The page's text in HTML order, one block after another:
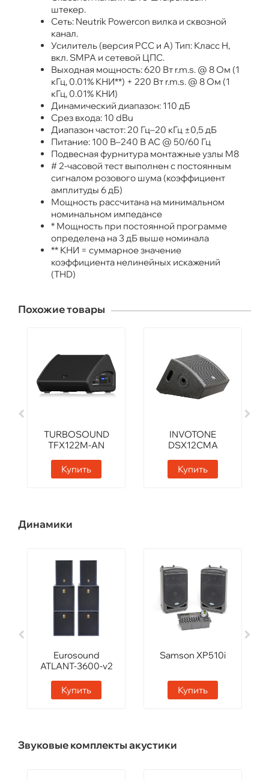
штекер.
Сеть: Neutrik Powercon вилка и сквозной
канал.
Усилитель (версия PCC и А) Тип: Класс H,
вкл. SMPA и сетевой ЦПС.
Выходная мощность: 620 Вт r.m.s. @ 8 Ом (1
кГц, 0.01% КНИ**) + 220 Вт r.m.s. @ 8 Ом (1
кГц, 0.01% КНИ)
Динамический диапазон: 110 дБ
Срез входа: 10 dBu
Диапазон частот: 20 Гц–20 кГц ±0,5 дБ
Питание: 100 В–240 В AC @ 50/60 Гц
Подвесная фурнитура монтажные узлы M8
# 2-часовой тест выполнен с постоянным
сигналом розового шума (коэффициент
амплитуды 6 дБ)
Мощность рассчитана на минимальном
номинальном импедансе
* Мощность при постоянной программе
определена на 3 дБ выше номинала
** КНИ = суммарное значение
коэффициента нелинейных искажений
(THD)
Похожие товары
TURBOSOUND
TFX122M-AN
Купить
INVOTONE
DSX12CMA
Купить
Динамики
Eurosound
ATLANT-3600-v2
Купить
Samson XP510i
Купить
Звуковые комплекты акустики